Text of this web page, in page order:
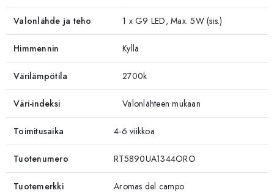
Valonlähde ja teho 1 x G9 LED, Max. 5W (sis.)
Himmennin Kyllä
Värilämpötila 2700k
Väri-indeksi Valonlähteen mukaan
Toimitusaika 4-6 viikkoa
Tuotenumero RT5890UA1344ORO
Tuotemerkki Aromas del campo